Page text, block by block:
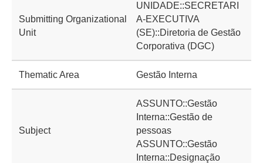
Submitting Organizational
Unit
UNIDADE::SECRETARI
A-EXECUTIVA
(SE)::Diretoria de Gestão
Corporativa (DGC)
Thematic Area Gestão Interna
Subject
ASSUNTO::Gestão
Interna::Gestão de
pessoas
ASSUNTO::Gestão
Interna::Designação